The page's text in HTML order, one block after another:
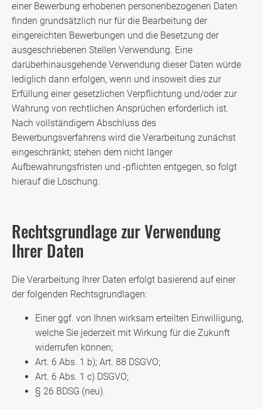
einer Bewerbung erhobenen personenbezogenen Daten
finden grundsätzlich nur für die Bearbeitung der
eingereichten Bewerbungen und die Besetzung der
ausgeschriebenen Stellen Verwendung. Eine
darüberhinausgehende Verwendung dieser Daten würde
lediglich dann erfolgen, wenn und insoweit dies zur
Erfüllung einer gesetzlichen Verpflichtung und/oder zur
Wahrung von rechtlichen Ansprüchen erforderlich ist.
Nach vollständigem Abschluss des
Bewerbungsverfahrens wird die Verarbeitung zunächst
eingeschränkt; stehen dem nicht länger
Aufbewahrungsfristen und -pflichten entgegen, so folgt
hierauf die Löschung.
Rechtsgrundlage zur Verwendung
Ihrer Daten
Die Verarbeitung Ihrer Daten erfolgt basierend auf einer
der folgenden Rechtsgrundlagen:
Einer ggf. von Ihnen wirksam erteilten Einwilligung,
welche Sie jederzeit mit Wirkung für die Zukunft
widerrufen können;
Art. 6 Abs. 1 b); Art. 88 DSGVO;
Art. 6 Abs. 1 c) DSGVO;
§ 26 BDSG (neu).